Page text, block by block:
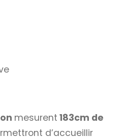
mesurent 183cm de
d’accueillir